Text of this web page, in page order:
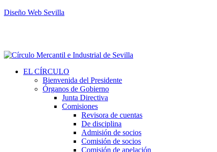
Diseño Web Sevilla
EL CÍRCULO
Bienvenida del Presidente
Órganos de Gobierno
Junta Directiva
Comisiones
Revisora de cuentas
De disciplina
Admisión de socios
Comisión de socios
Comisión de apelación